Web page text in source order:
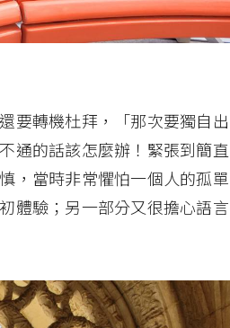
要轉機杜拜，「那次要獨自出
通的話該怎麼辦！緊張到簡直
，當時非常懼怕一個人的孤單
體驗；另一部分又很擔心語言